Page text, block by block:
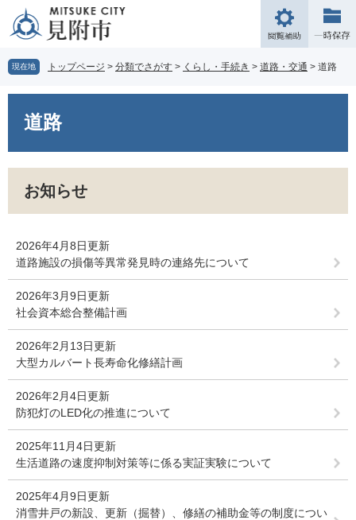
の
先
頭
ー
を
飛
閲
覧
補
現在地 トップページ > 分類でさがす > くらし・手続き > 道路・交通 > 道路
道路
お知らせ
2026年4月8日更新
道路施設の損傷等異常発見時の連絡先について
2026年3月9日更新
社会資本総合整備計画
2026年2月13日更新
大型カルバート長寿命化修繕計画
2026年2月4日更新
防犯灯のLED化の推進について
2025年11月4日更新
生活道路の速度抑制対策等に係る実証実験について
2025年4月9日更新
消雪井戸の新設、更新（掘替）、修繕の補助金等の制度につい